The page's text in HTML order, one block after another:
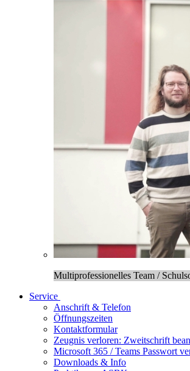
Multiprofessionelles Team /
Service
Anschrift & Telefon
Öffnungszeiten
Kontaktformular
Zeugnis verloren: Zweitschrift
Microsoft 365 / Teams Passwort
Downloads & Info